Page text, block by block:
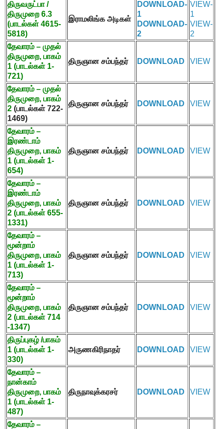
திருவருட்பா /
திருமுறை 6.3
(பாடல்கள் 4615-
5818)
இராமலிங்க அடிகள்
DOWNLOAD-
1
DOWNLOAD-
2
VIEW-
1
VIEW-
2
தேவாரம் – முதல்
திருமுறை, பாகம்
1 (பாடல்கள் 1-
721)
திருஞான சம்பந்தர் DOWNLOAD VIEW
தேவாரம் – முதல்
திருமுறை, பாகம்
2 (பாடல்கள் 722-
1469)
திருஞான சம்பந்தர் DOWNLOAD VIEW
தேவாரம் –
இரண்டாம்
திருமுறை, பாகம்
1 (பாடல்கள் 1-
654)
திருஞான சம்பந்தர் DOWNLOAD VIEW
தேவாரம் –
இரண்டாம்
திருமுறை, பாகம்
2 (பாடல்கள் 655-
1331)
திருஞான சம்பந்தர் DOWNLOAD VIEW
தேவாரம் –
மூன்றாம்
திருமுறை, பாகம்
1 (பாடல்கள் 1-
713)
திருஞான சம்பந்தர் DOWNLOAD VIEW
தேவாரம் –
மூன்றாம்
திருமுறை, பாகம்
2 (பாடல்கள் 714
-1347)
திருஞான சம்பந்தர் DOWNLOAD VIEW
திருப்புகழ் /பாகம்
1 (பாடல்கள் 1-
330)
அருணகிரிநாதர் DOWNLOAD VIEW
தேவாரம் –
நான்காம்
திருமுறை, பாகம்
1 (பாடல்கள் 1-
487)
திருநாவுக்கரசர் DOWNLOAD VIEW
தேவாரம் –